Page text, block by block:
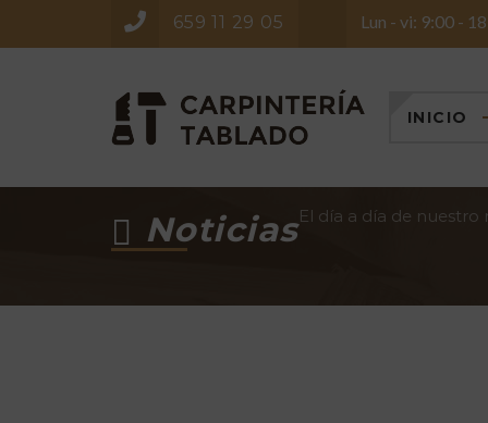
659 11 29 05 Lun - vi: 9:00 -
INICIO
NoticiasEl día a día de nuestro